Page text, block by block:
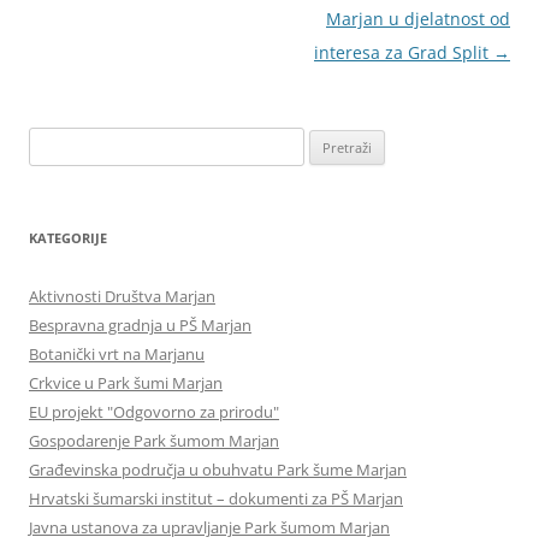
Marjan u djelatnost od
interesa za Grad Split →
KATEGORIJE
Aktivnosti Društva Marjan
Bespravna gradnja u PŠ Marjan
Botanički vrt na Marjanu
Crkvice u Park šumi Marjan
EU projekt "Odgovorno za prirodu"
Gospodarenje Park šumom Marjan
Građevinska područja u obuhvatu Park šume Marjan
Hrvatski šumarski institut – dokumenti za PŠ Marjan
Javna ustanova za upravljanje Park šumom Marjan